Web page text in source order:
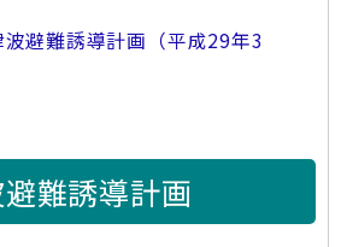
避難誘導計画（平成29年3
難誘導計画